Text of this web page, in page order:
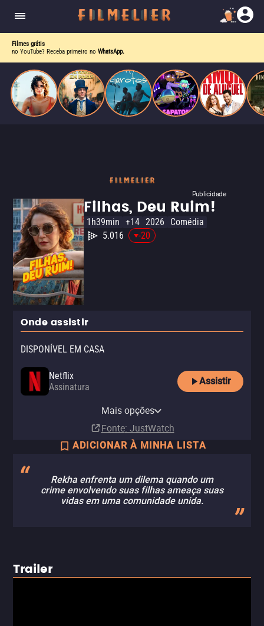
Filmes grátis
no YouTube? Receba primeiro no WhatsApp.
Publicidade
Filhas, Deu Ruim!
1h39min +14 2026
Comédia
5.016
-20
Onde assistir
DISPONÍVEL EM CASA
Netflix
Assinatura
Assistir
Mais opções
Fonte: JustWatch
ADICIONAR À MINHA LISTA
Rekha enfrenta um dilema quando um
crime envolvendo suas filhas ameaça suas
vidas em uma comunidade unida.
Trailer
escrevia e a vida real começa a desaparecer.